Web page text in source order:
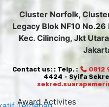
Cluster Norfolk,
Legacy Blok NF10
Kec. Cilincing, Jkt
Contact us: : Telp. : 0812
4424 - Syifa
Award Activites